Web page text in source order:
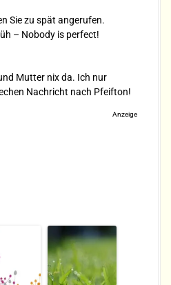
Sie zu spät angerufen.
– Nobody is perfect!
Mutter nix da. Ich nur
Nachricht nach Pfeifton!
Anzeige